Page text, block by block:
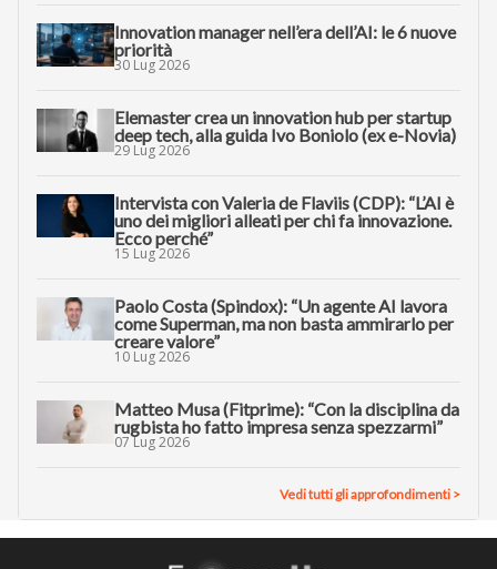
Innovation manager nell’era dell’AI: le 6 nuove
priorità
30 Lug 2026
Elemaster crea un innovation hub per startup
deep tech, alla guida Ivo Boniolo (ex e-Novia)
29 Lug 2026
Intervista con Valeria de Flaviis (CDP): “L’AI è
uno dei migliori alleati per chi fa innovazione.
Ecco perché”
15 Lug 2026
Paolo Costa (Spindox): “Un agente AI lavora
come Superman, ma non basta ammirarlo per
creare valore”
10 Lug 2026
Matteo Musa (Fitprime): “Con la disciplina da
rugbista ho fatto impresa senza spezzarmi”
07 Lug 2026
Vedi tutti gli approfondimenti >